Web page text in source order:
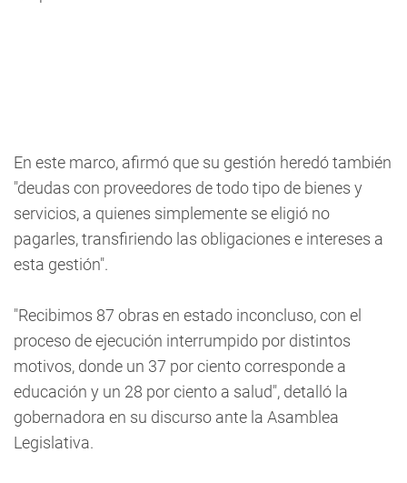
En este marco, afirmó que su gestión heredó también
"deudas con proveedores de todo tipo de bienes y
servicios, a quienes simplemente se eligió no
pagarles, transfiriendo las obligaciones e intereses a
esta gestión".
"Recibimos 87 obras en estado inconcluso, con el
proceso de ejecución interrumpido por distintos
motivos, donde un 37 por ciento corresponde a
educación y un 28 por ciento a salud", detalló la
gobernadora en su discurso ante la Asamblea
Legislativa.